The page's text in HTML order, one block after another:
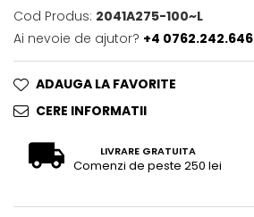
Cod Produs: 2041A275-100~L
Ai nevoie de ajutor? +4 0762.242.646
ADAUGA LA FAVORITE
CERE INFORMATII
LIVRARE GRATUITA
Comenzi de peste 250 lei